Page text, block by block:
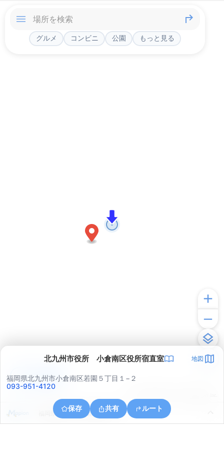
グルメ コンビニ 公園 もっと見る
北九州市役所 小倉南区役所宿直室 地図
福岡県北九州市小倉南区若園５丁目１−２
093-951-4120
保存 共有 ルート
福岡県北九州市小倉北区足原
アプリで見る